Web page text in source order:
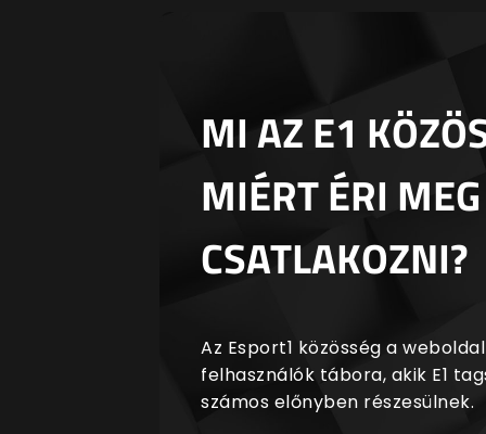
MI AZ E1
MIÉRT ÉRI MEG
CSATLAKOZNI?
Az Esport1 közösség a
felhasználók tábora, akik E1
számos előnyben részesülnek.